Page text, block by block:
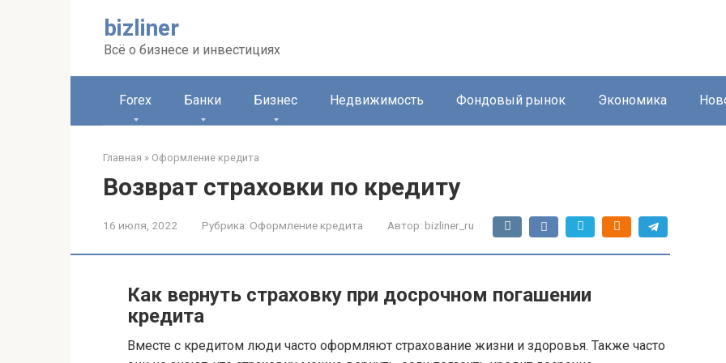
bizliner
Всё о бизнесе и инвестициях
Forex Банки Бизнес Недвижимость Фондовый рынок Экономика
Главная » Оформление кредита
Возврат страховки по кредиту
16 июля, 2022 Рубрика: Оформление кредита Автор: bizliner_ru
Как вернуть страховку при досрочном погашении
кредита
Вместе с кредитом люди часто оформляют страхование жизни и здоровья. Также часто